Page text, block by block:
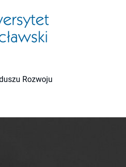
Rozwoju